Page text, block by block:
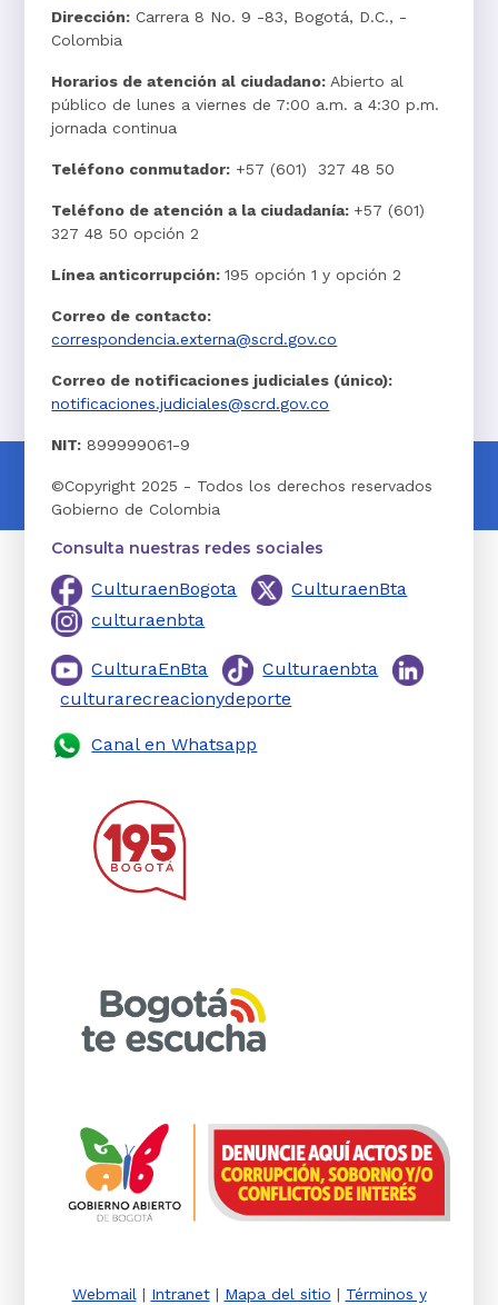
Dirección: Carrera 8 No. 9 -83, Bogotá, D.C., -
Colombia
Horarios de atención al ciudadano:Abierto al
público de lunes a viernes de 7:00 a.m. a 4:30 p.m.
jornada continua
Teléfono conmutador: +57 (601) 327 48 50
Teléfono de atención a la ciudadanía: +57 (601)
327 48 50 opción 2
Línea anticorrupción:195 opción 1 y opción 2
Correo de contacto:
correspondencia.externa@scrd.gov.co
Correo de notificaciones judiciales (único):
notificaciones.judiciales@scrd.gov.co
NIT: 899999061-9
©Copyright 2025 - Todos los derechos reservados
Gobierno de Colombia
Consulta nuestras redes sociales
CulturaenBogota
CulturaenBta
culturaenbta
CulturaEnBta
Culturaenbta
culturarecreacionydeporte
Canal en Whatsapp
Webmail | Intranet| Mapa del sitio | Términos y